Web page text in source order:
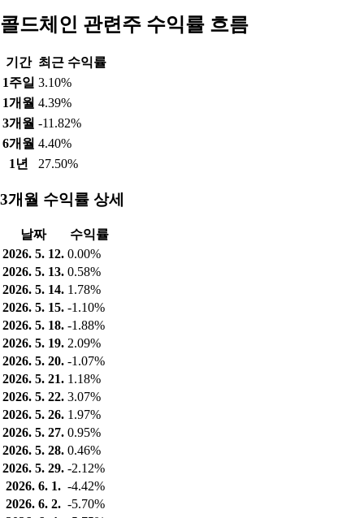
콜드체인 관련주 수익률 흐름
기간 최근 수익률
1주일 3.10%
1개월 4.39%
3개월 -11.82%
6개월 4.40%
1년
27.50%
3개월 수익률 상세
날짜
수익률
2026. 5. 12. 0.00%
2026. 5. 13. 0.58%
2026. 5. 14. 1.78%
2026. 5. 15. -1.10%
2026. 5. 18. -1.88%
2026. 5. 19. 2.09%
2026. 5. 20. -1.07%
2026. 5. 21. 1.18%
2026. 5. 22. 3.07%
2026. 5. 26. 1.97%
2026. 5. 27. 0.95%
2026. 5. 28. 0.46%
2026. 5. 29. -2.12%
2026. 6. 1. -4.42%
2026. 6. 2. -5.70%